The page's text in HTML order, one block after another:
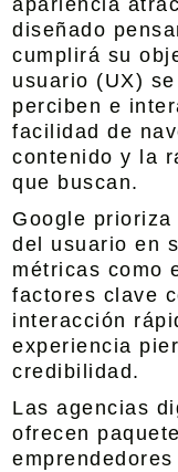
apariencia
diseñado
cumplirá su
usuario (UX)
perciben e
facilidad de
contenido y la
que buscan.
Google
del usuario en
métricas como
factores clave
interacción
experiencia
credibilidad.
Las agencias
ofrecen